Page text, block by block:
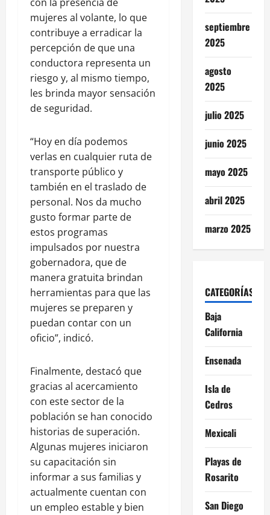
mujeres al volante, lo que
contribuye a erradicar la
percepción de que una
conductora representa un
riesgo y, al mismo tiempo,
les brinda mayor sensación
de seguridad.
“Hoy en día podemos
verlas en cualquier ruta de
transporte público y
también en el traslado de
personal. Nos da mucho
gusto formar parte de
estos programas
impulsados por nuestra
gobernadora, que de
manera gratuita brindan
herramientas para que las
mujeres se preparen y
puedan contar con un
oficio”, indicó.
Finalmente, destacó que
gracias al acercamiento
con este sector de la
población se han conocido
historias de superación.
Algunas mujeres iniciaron
su capacitación sin
informar a sus familias y
actualmente cuentan con
un empleo estable y bien
septiembre
2025
agosto
2025
julio 2025
junio 2025
mayo 2025
abril 2025
marzo 2025
CATEGORÍAS
Baja
California
Ensenada
Isla de
Cedros
Mexicali
Playas de
Rosarito
San Diego